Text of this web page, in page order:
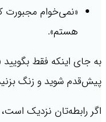
«نمی‌خوام مجبورت
هستم».
به جای اینکه فقط
پیش‌قدم شوید و زنگ
اگر رابطه‌تان نزدیک